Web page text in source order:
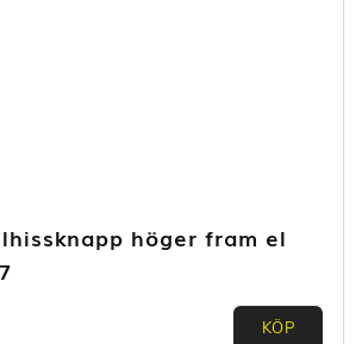
höger fram el
KÖP